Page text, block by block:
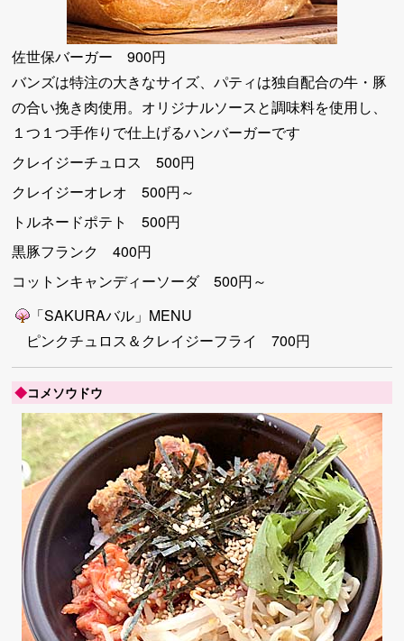
佐世保バーガー 900円
バンズは特注の大きなサイズ、パティは独自配合の牛・豚
の合い挽き肉使用。オリジナルソースと調味料を使用し、
１つ１つ手作りで仕上げるハンバーガーです
クレイジーチュロス 500円
クレイジーオレオ 500円～
トルネードポテト 500円
黒豚フランク 400円
コットンキャンディーソーダ 500円～
「SAKURAバル」MENU
ピンクチュロス＆クレイジーフライ 700円
◆コメソウドウ